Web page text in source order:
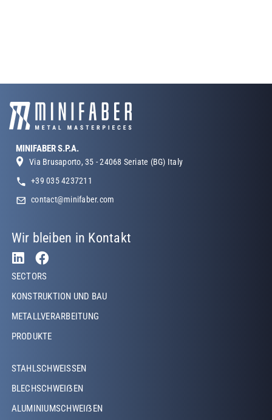
MINIFABER S.P.A.
Via Brusaporto, 35 - 24068 Seriate (BG) Italy
+39 035 4237211
contact@minifaber.com
Wir bleiben in Kontakt
Footer Left
SECTORS
KONSTRUKTION UND BAU
METALLVERARBEITUNG
PRODUKTE
Footer Left Middle
STAHLSCHWEISSEN
BLECHSCHWEIẞEN
ALUMINIUMSCHWEIẞEN